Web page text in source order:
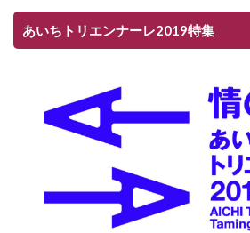
あいちトリエンナーレ2019特集